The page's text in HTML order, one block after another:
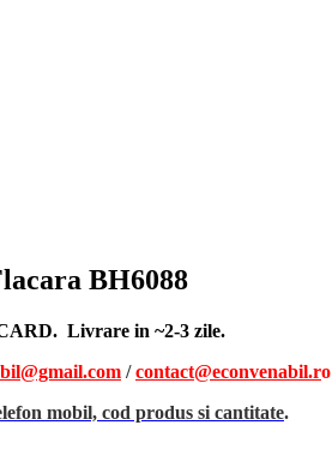
BH6088
Livrare in ~2-3 zile.
/contact@econvenabil.ro
mobil, cod produs si cantitate.